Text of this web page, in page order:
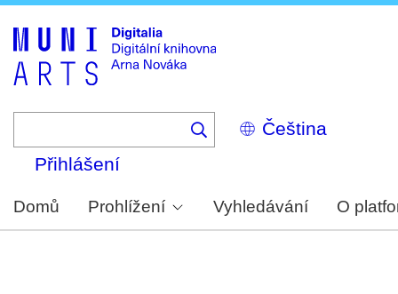
Select
your
Přihlášení
Domů Prohlížení Vyhledávání O